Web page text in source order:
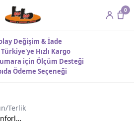
0
Değişim & İade
Hızlı Kargo
için Ölçüm Desteği
Ödeme Seçeneği
/Terlik
Antibakteriyel Saya Konforlu İç Astar Tokalı Kadın Terlik Siyah